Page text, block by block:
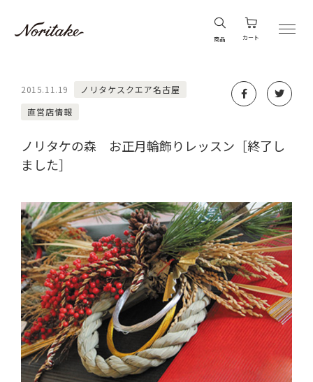
商品 カート
2015.11.19
ノリタケスクエア名古屋
直営店情報
ノリタケの森 お正月輪飾りレッスン［終了し
ました］